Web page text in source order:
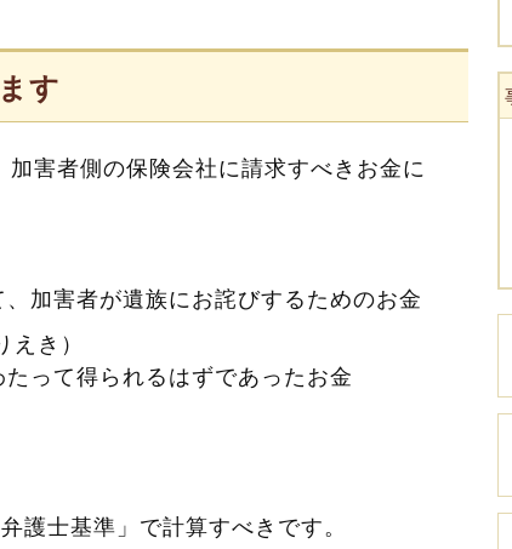
す
害者側の保険会社に請求すべきお金に
加害者が遺族にお詫びするためのお金
き）
って得られるはずであったお金
護士基準」で計算すべきです。